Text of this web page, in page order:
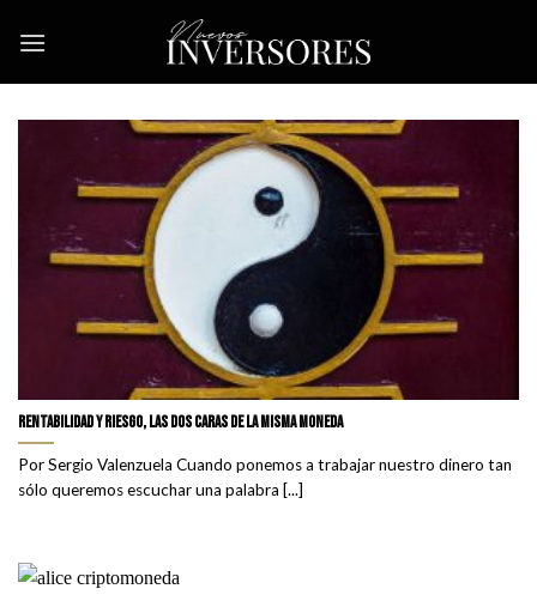
Rentabilidad y Riesgo, Las dos caras de la misma moneda
Por Sergio Valenzuela Cuando ponemos a trabajar nuestro dinero tan
sólo queremos escuchar una palabra [...]